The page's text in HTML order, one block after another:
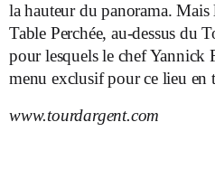
la hauteur du panorama. Mais
Table Perchée, au-dessus du
pour lesquels le chef Yannick
menu exclusif pour ce lieu
www.tourdargent.com